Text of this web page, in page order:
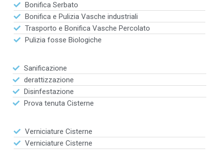
Bonifica Serbato
Bonifica e Pulizia Vasche industriali
Trasporto e Bonifica Vasche Percolato
Pulizia fosse Biologiche
Sanificazione
derattizzazione
Disinfestazione
Prova tenuta Cisterne
Verniciature Cisterne
Verniciature Cisterne